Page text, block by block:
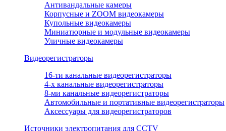
Антивандальные камеры
Корпусные и ZOOM видеокамеры
Купольные видеокамеры
Миниатюрные и модульные видеокамеры
Уличные видеокамеры
Видеорегистраторы
16-ти канальные видеорегистраторы
4-х канальные видеорегистраторы
8-ми канальные видеорегистраторы
Автомобильные и портативные видеорегистраторы
Аксессуары для видеорегистраторов
Источники электропитания для CCTV